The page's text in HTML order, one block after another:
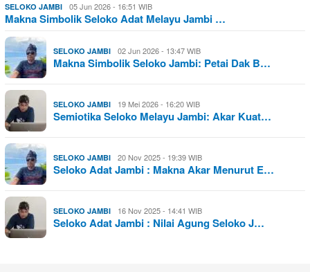
SELOKO JAMBI 05 Jun 2026 - 16:51 WIB
Makna Simbolik Seloko Adat Melayu Jambi …
SELOKO JAMBI 02 Jun 2026 - 13:47 WIB
Makna Simbolik Seloko Jambi: Petai Dak B…
SELOKO JAMBI 19 Mei 2026 - 16:20 WIB
Semiotika Seloko Melayu Jambi: Akar Kuat…
SELOKO JAMBI 20 Nov 2025 - 19:39 WIB
Seloko Adat Jambi : Makna Akar Menurut E…
SELOKO JAMBI 16 Nov 2025 - 14:41 WIB
Seloko Adat Jambi : Nilai Agung Seloko J…